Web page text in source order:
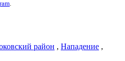
.
район , Нападение ,